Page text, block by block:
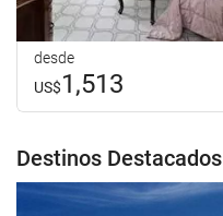
desde
US$1,513
Destinos Destacados